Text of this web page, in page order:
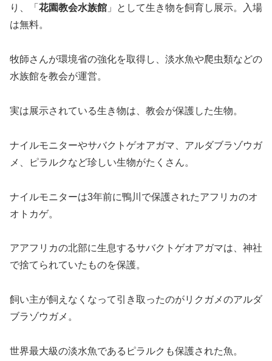
り、「 花園教会水族館 」として生き物を飼育し展示。入場
は無料。
牧師さんが環境省の強化を取得し、淡水魚や爬虫類などの
水族館を教会が運営。
実は展示されている生き物は、教会が保護した生物。
ナイルモニターやサバクトゲオアガマ、アルダブラゾウガ
メ、ピラルクなど珍しい生物がたくさん。
ナイルモニターは3年前に鴨川で保護されたアフリカのオ
オトカゲ。
アアフリカの北部に生息するサバクトゲオアガマは、神社
で捨てられていたものを保護。
飼い主が飼えなくなって引き取ったのがリクガメのアルダ
ブラゾウガメ。
世界最大級の淡水魚であるピラルクも保護された魚。